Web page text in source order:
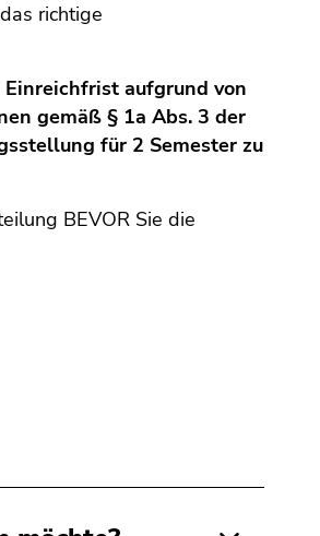
richtige
aufgrund von
gemäß § 1a Abs. 3 der
für 2 Semester zu
BEVOR Sie die